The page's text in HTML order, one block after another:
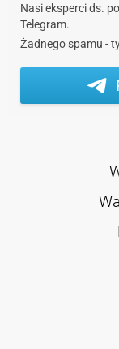
Nasi eksperci ds.
Telegram.
Żadnego spamu -